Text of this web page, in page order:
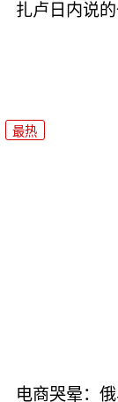
扎卢日内说
最热
电商哭晕：